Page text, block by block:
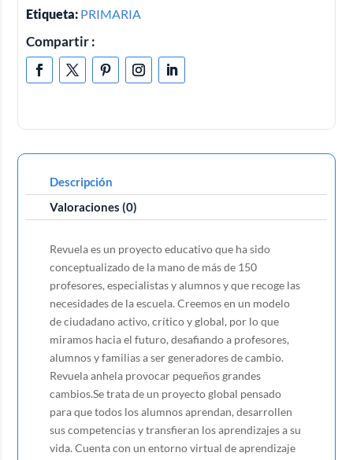
Etiqueta: PRIMARIA
Compartir :
Descripción
Valoraciones (0)
Revuela es un proyecto educativo que ha sido
conceptualizado de la mano de más de 150
profesores, especialistas y alumnos y que recoge las
necesidades de la escuela. Creemos en un modelo
de ciudadano activo, crítico y global, por lo que
miramos hacia el futuro, desafiando a profesores,
alumnos y familias a ser generadores de cambio.
Revuela anhela provocar pequeños grandes
cambios.Se trata de un proyecto global pensado
para que todos los alumnos aprendan, desarrollen
sus competencias y transfieran los aprendizajes a su
vida. Cuenta con un entorno virtual de aprendizaje